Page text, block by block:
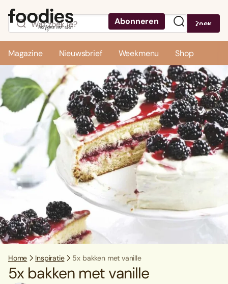
Abonneren Zoek
Magazine Nieuwsbrief Weekmenu Shop
Home Inspiratie 5x bakken met vanille
5x bakken met vanille